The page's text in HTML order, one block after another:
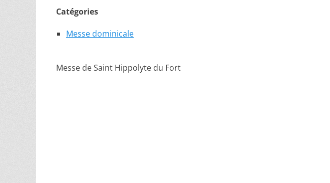
Catégories
Messe dominicale
Messe de Saint Hippolyte du Fort